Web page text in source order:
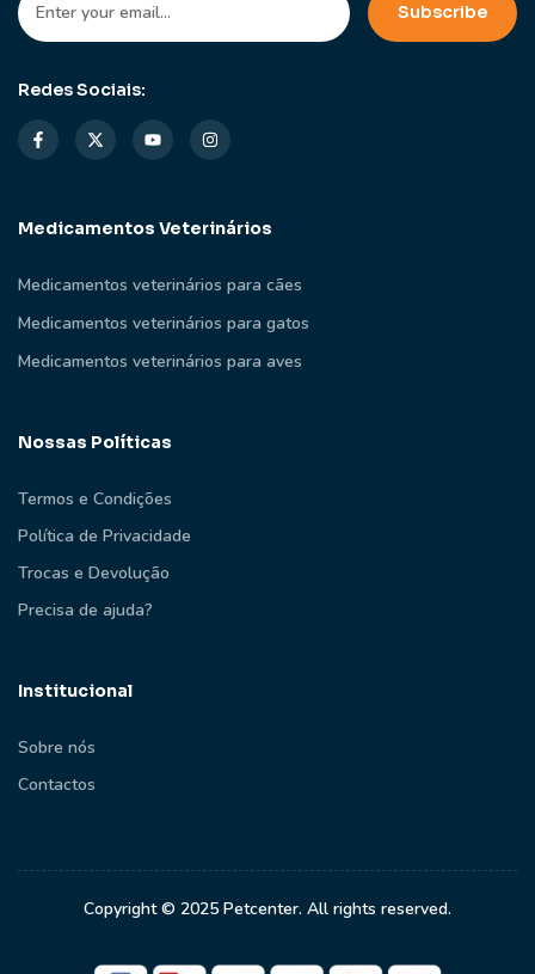
Redes Sociais:
Medicamentos Veterinários
Medicamentos veterinários para cães
Medicamentos veterinários para gatos
Medicamentos veterinários para aves
Nossas Políticas
Termos e Condições
Política de Privacidade
Trocas e Devolução
Precisa de ajuda?
Institucional
Sobre nós
Contactos
Copyright © 2025 Petcenter. All rights reserved.